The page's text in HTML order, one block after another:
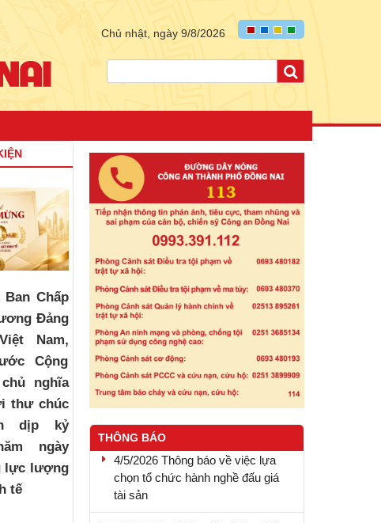
Chủ nhật, ngày 9/8/2026
Chấp
Đảng
Nam,
Cộng
nghĩa
thư chúc
dịp kỷ
ngày
lực lượng
tế
THÔNG BÁO
chọn tổ chức hành nghề đấu giá
tài sản
20.4.2026 - Thông báo kết quả lựa